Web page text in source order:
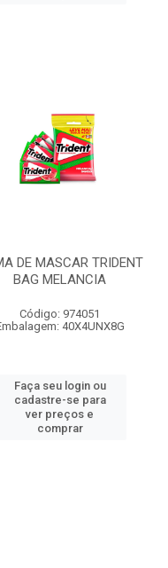
DE MASCAR TRIDENT
BAG MELANCIA
Código: 974051
40X4UNX8G
Faça seu login ou
cadastre-se para
ver preços e
comprar